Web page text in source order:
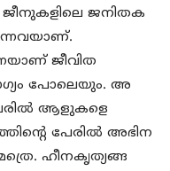
ജനിതക
ജീവിത
പോലെയും. അ
ആളുകളെ
പേരിൽ അഭിന
ഹീനകൃത്യങ്ങ